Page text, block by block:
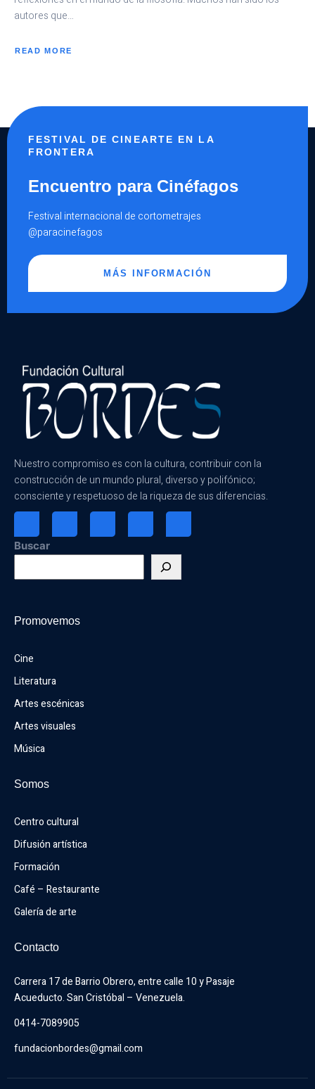
autores que…
READ MORE
ABOUT
FESTIVAL DE CINEARTE EN LA
FRONTERA
Encuentro para Cinéfagos
Festival internacional de cortometrajes
@paracinefagos
MÁS INFORMACIÓN
Nuestro compromiso es con la cultura, contribuir con la
construcción de un mundo plural, diverso y polifónico;
consciente y respetuoso de la riqueza de sus diferencias.
Buscar
Promovemos
Cine
Literatura
Artes escénicas
Artes visuales
Música
Somos
Centro cultural
Difusión artística
Formación
Café – Restaurante
Galería de arte
Contacto
Carrera 17 de Barrio Obrero, entre calle 10 y Pasaje
Acueducto. San Cristóbal – Venezuela.
0414-7089905
fundacionbordes@gmail.com